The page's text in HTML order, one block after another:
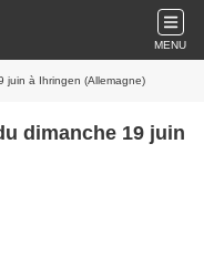
MENU
juin à Ihringen (Allemagne)
dimanche 19 juin